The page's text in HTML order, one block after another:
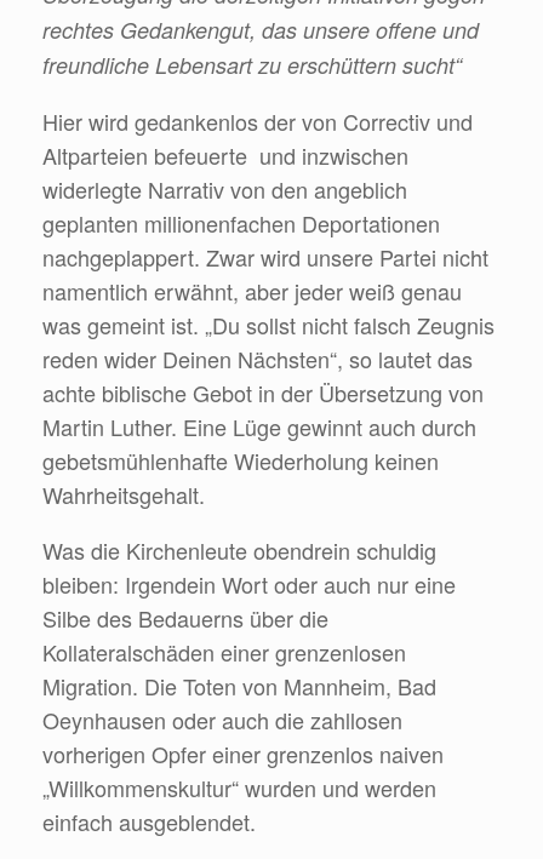
rechtes Gedankengut, das unsere offene und
freundliche Lebensart zu erschüttern sucht“
Hier wird gedankenlos der von Correctiv und
Altparteien befeuerte und inzwischen
widerlegte Narrativ von den angeblich
geplanten millionenfachen Deportationen
nachgeplappert. Zwar wird unsere Partei nicht
namentlich erwähnt, aber jeder weiß genau
was gemeint ist. „Du sollst nicht falsch Zeugnis
reden wider Deinen Nächsten“, so lautet das
achte biblische Gebot in der Übersetzung von
Martin Luther. Eine Lüge gewinnt auch durch
gebetsmühlenhafte Wiederholung keinen
Wahrheitsgehalt.
Was die Kirchenleute obendrein schuldig
bleiben: Irgendein Wort oder auch nur eine
Silbe des Bedauerns über die
Kollateralschäden einer grenzenlosen
Migration. Die Toten von Mannheim, Bad
Oeynhausen oder auch die zahllosen
vorherigen Opfer einer grenzenlos naiven
„Willkommenskultur“ wurden und werden
einfach ausgeblendet.